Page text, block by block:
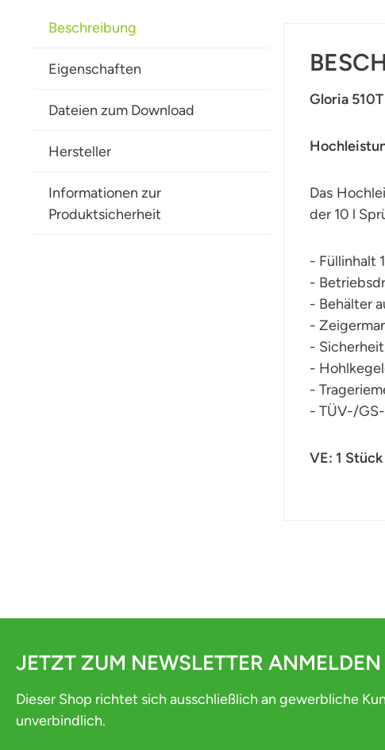
Beschreibung
Eigenschaften
Dateien zum Download
Hersteller
Informationen zur
Produktsicherheit
Gloria
Das
der 10 l
- Füllinhalt
-
- Behälter
-
-
-
-
- TÜV-/
VE: 1 Stück
JETZT ZUM NEWSLETTER ANMELDEN
Dieser Shop richtet sich ausschließlich an gewerbliche
unverbindlich.